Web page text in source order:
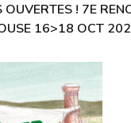
OUVERTES ! 7E
16>18 OCT